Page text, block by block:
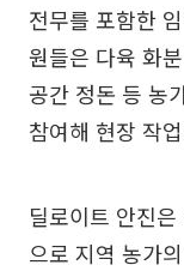
전무를 포함한
원들은 다육 화
공간 정돈 등 농
참여해 현장 작
딜로이트 안진
으로 지역 농가